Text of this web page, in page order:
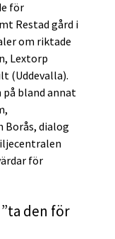
för
Restad gård i
om riktade
Lextorp
(Uddevalla).
bland annat
Borås, dialog
för
den för